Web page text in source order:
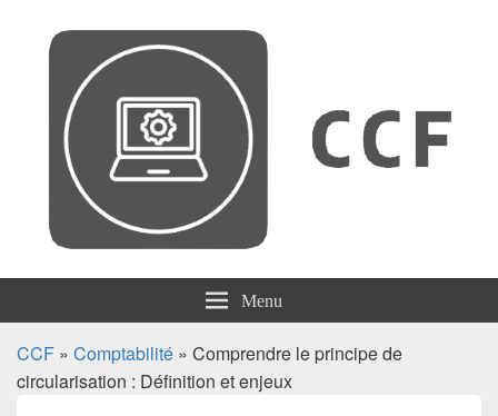
CCF Menu
CCF » Comptabilité » Comprendre le principe de
circularisation : Définition et enjeux